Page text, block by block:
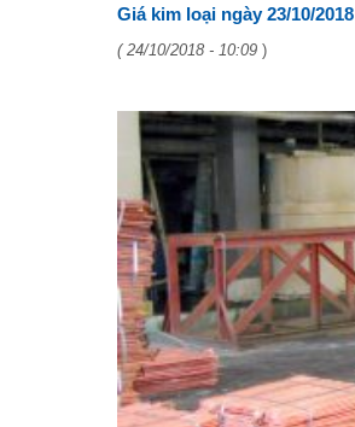
Giá kim loại ngày 23/10/2018
( 24/10/2018 - 10:09 )